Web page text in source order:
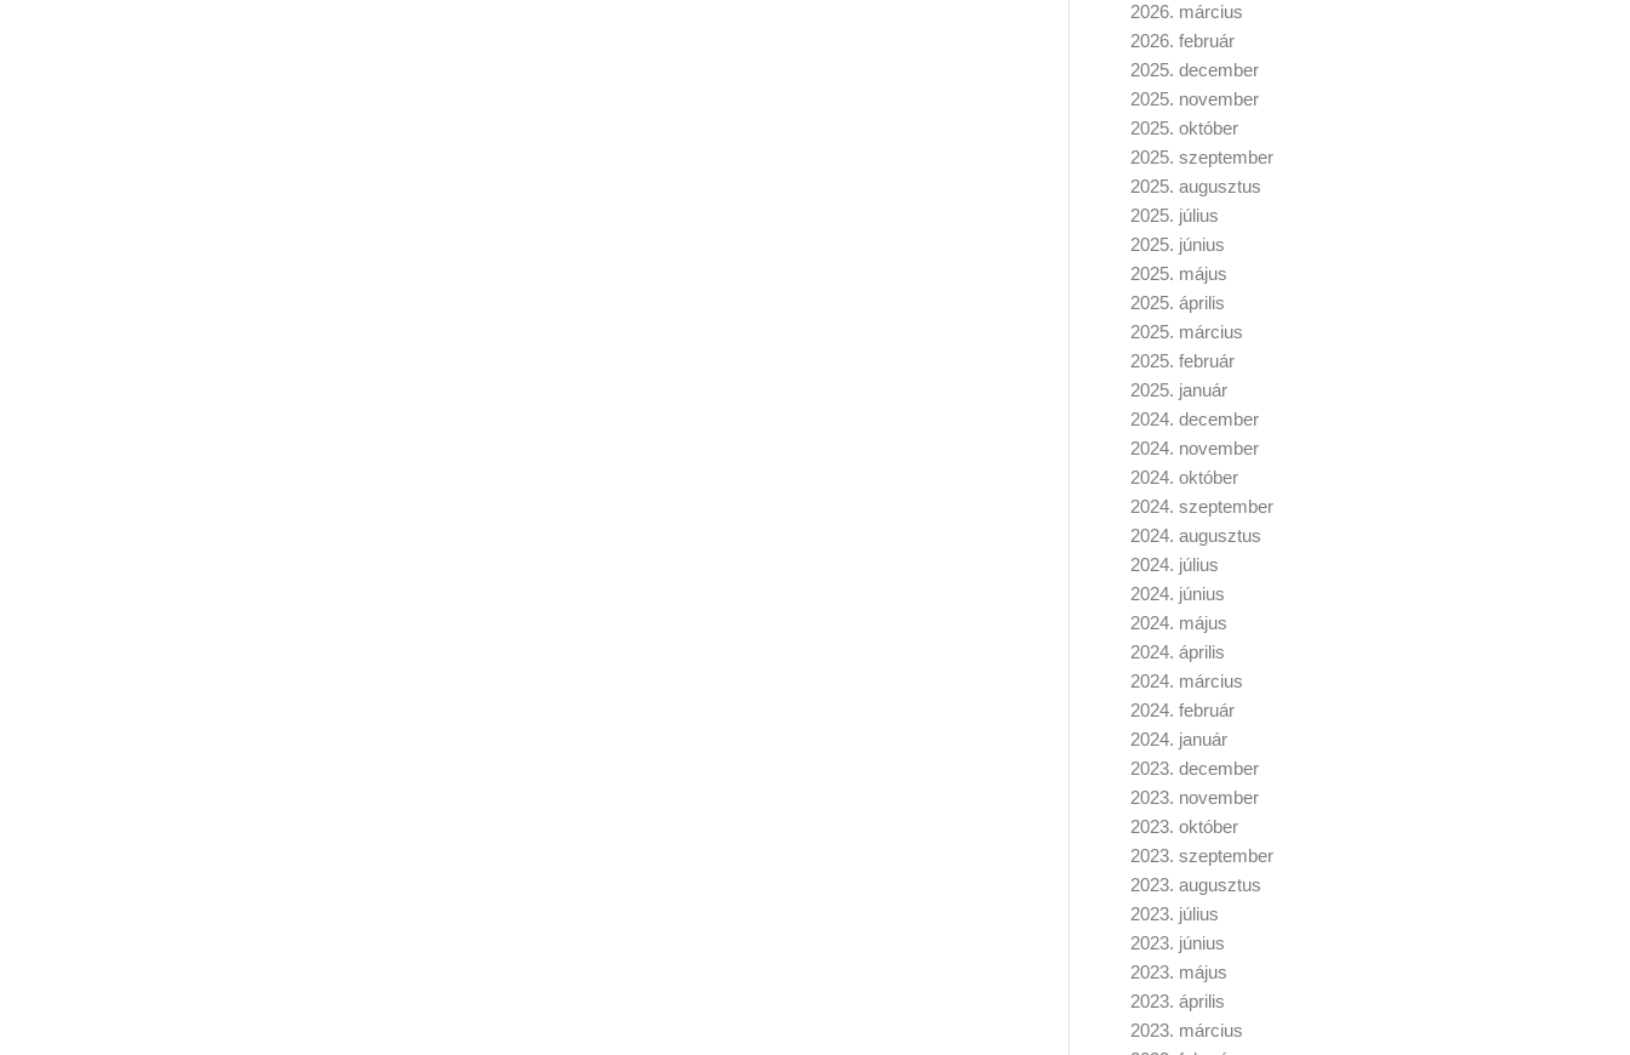
2026. március
2026. február
2025. december
2025. november
2025. október
2025. szeptember
2025. augusztus
2025. július
2025. június
2025. május
2025. április
2025. március
2025. február
2025. január
2024. december
2024. november
2024. október
2024. szeptember
2024. augusztus
2024. július
2024. június
2024. május
2024. április
2024. március
2024. február
2024. január
2023. december
2023. november
2023. október
2023. szeptember
2023. augusztus
2023. július
2023. június
2023. május
2023. április
2023. március